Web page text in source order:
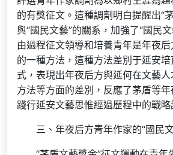
的有獎征文。這種調劑明白提醒出“
與“國民文藝”的關系，加強了“國民
由過程征文領導和培養青年是年夜后
的一種方法，這種方法差別于延安
式，表現出年夜后方與延何在文藝
方法等方面的差別，反應了茅盾等
踐行延安文藝思惟經過歷程中的戰略
三、年夜后方青年作家的“國民